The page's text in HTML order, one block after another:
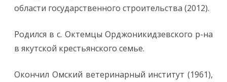
области государственного строительства (2012).
Родился в с. Октемцы Орджоникидзевского р-на
в якутской крестьянского семье.
Окончил Омский ветеринарный институт (1961),